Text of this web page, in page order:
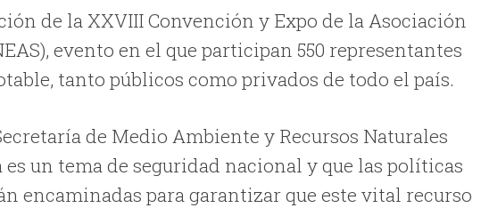
de la XXVIII Convención y Expo de la Asociación
evento en el que participan 550 representantes
tanto públicos como privados de todo el país.
de Medio Ambiente y Recursos Naturales
un tema de seguridad nacional y que las políticas
encaminadas para garantizar que este vital recurso